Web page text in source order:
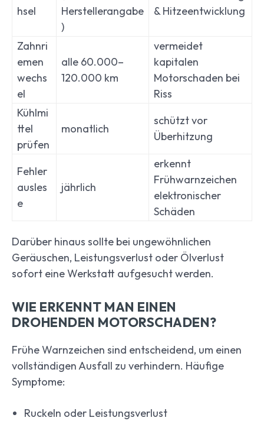
hsel
Herstellerangabe
)
& Hitzeentwicklung
Zahnri
emen
wechs
el
alle 60.000–
120.000 km
vermeidet
kapitalen
Motorschaden bei
Riss
Kühlmi
ttel
prüfen
monatlich
schützt vor
Überhitzung
Fehler
ausles
e
jährlich
erkennt
Frühwarnzeichen
elektronischer
Schäden
Darüber hinaus sollte bei ungewöhnlichen
Geräuschen, Leistungsverlust oder Ölverlust
sofort eine Werkstatt aufgesucht werden.
WIE ERKENNT MAN EINEN
DROHENDEN MOTORSCHADEN?
Frühe Warnzeichen sind entscheidend, um einen
vollständigen Ausfall zu verhindern. Häufige
Symptome:
Ruckeln oder Leistungsverlust